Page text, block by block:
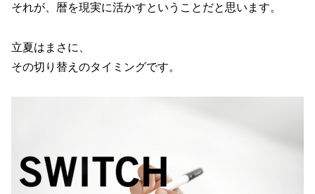
それが、暦を現実に活かすということだと思います。
立夏はまさに、
その切り替えのタイミングです。